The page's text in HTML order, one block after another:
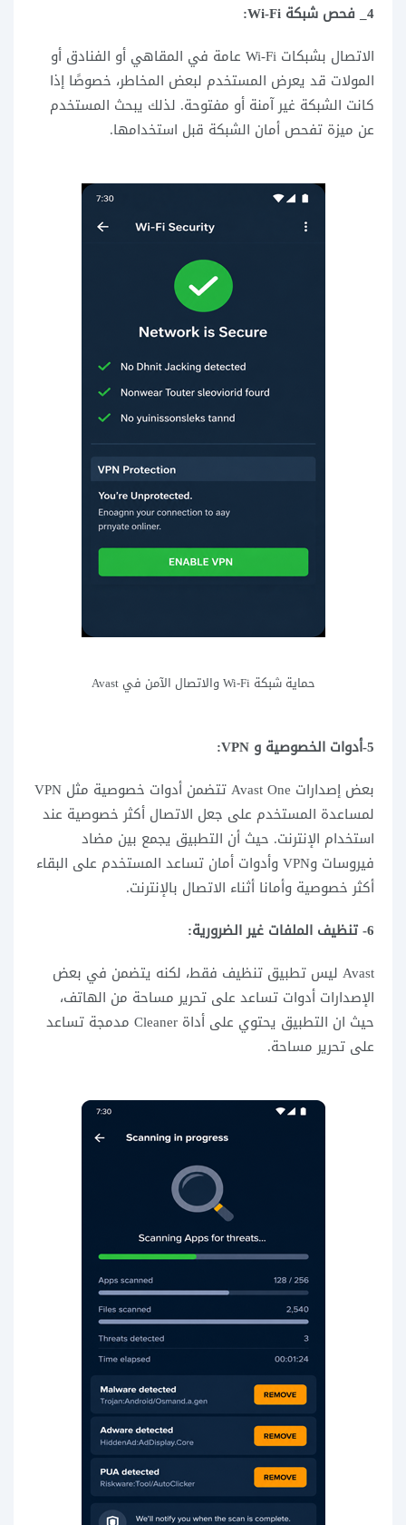
4_ فحص شبكة Wi-Fi:
الاتصال بشبكات Wi-Fi عامة في المقاهي أو الفنادق أو
المولات قد يعرض المستخدم لبعض المخاطر، خصوصًا إذا
كانت الشبكة غير آمنة أو مفتوحة. لذلك يبحث المستخدم
عن ميزة تفحص أمان الشبكة قبل استخدامها.
حماية شبكة Wi-Fi والاتصال الآمن في Avast
5-أدوات الخصوصية و VPN:
بعض إصدارات Avast One تتضمن أدوات خصوصية مثل VPN
لمساعدة المستخدم على جعل الاتصال أكثر خصوصية عند
استخدام الإنترنت. حيث أن التطبيق يجمع بين مضاد
فيروسات وVPN وأدوات أمان تساعد المستخدم على البقاء
أكثر خصوصية وأمانا أثناء الاتصال بالإنترنت.
6- تنظيف الملفات غير الضرورية:
Avast ليس تطبيق تنظيف فقط، لكنه يتضمن في بعض
الإصدارات أدوات تساعد على تحرير مساحة من الهاتف،
حيث ان التطبيق يحتوي على أداة Cleaner مدمجة تساعد
على تحرير مساحة.